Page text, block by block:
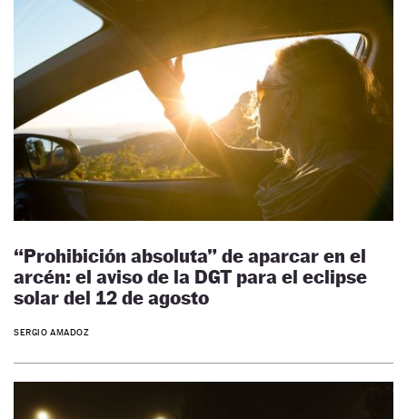
“Prohibición absoluta” de aparcar en el
arcén: el aviso de la DGT para el eclipse
solar del 12 de agosto
SERGIO AMADOZ